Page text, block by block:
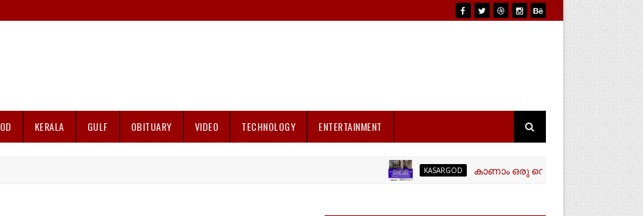
KERALA GULF OBITUARY VIDEO TECHNOLOGY ENTERTAINMENT
KASARGOD കാണാം ഒരു ഡെയ്‌റി ഫാം വിജയഗാഥ രണ്ടു